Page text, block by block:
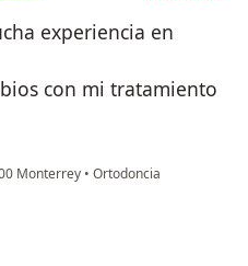
experiencia en
con mi tratamiento
Monterrey • Ortodoncia